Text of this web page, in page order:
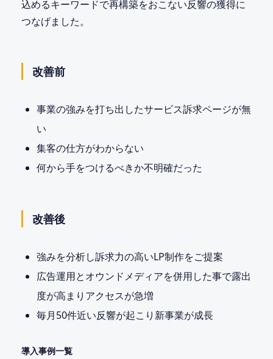
込めるキーワードで再構築をおこない反響の獲得に
つなげました。
改善前
事業の強みを打ち出したサービス訴求ページが無
い
集客の仕方がわからない
何から手をつけるべきか不明確だった
改善後
強みを分析し訴求力の高いLP制作をご提案
広告運用とオウンドメディアを併用した事で露出
度が高まりアクセスが急増
毎月50件近い反響が起こり新事業が成長
導入事例一覧